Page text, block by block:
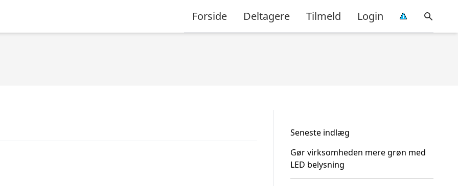
Forside Deltagere Tilmeld Login
Seneste indlæg
Gør virksomheden mere grøn med
LED belysning